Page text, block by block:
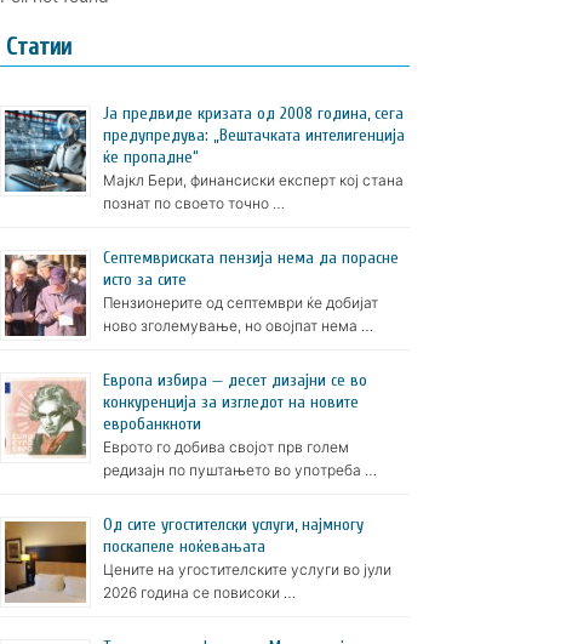
Статии
Ја предвиде кризата од 2008 година, сега
предупредува: „Вештачката интелигенција
ќе пропадне“
Мајкл Бери, финансиски експерт кој стана
познат по своето точно …
Септемвриската пензија нема да порасне
исто за сите
Пензионерите од септември ќе добијат
ново зголемување, но овојпат нема …
Европа избира — десет дизајни се во
конкуренција за изгледот на новите
евробанкноти
Еврото го добива својот прв голем
редизајн по пуштањето во употреба …
Oд сите угостителски услуги, најмногу
поскапеле ноќевањата
Цените на угостителските услуги во јули
2026 година се повисоки …